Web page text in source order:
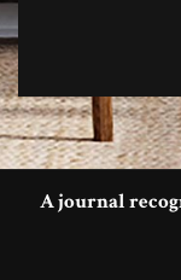
A journal